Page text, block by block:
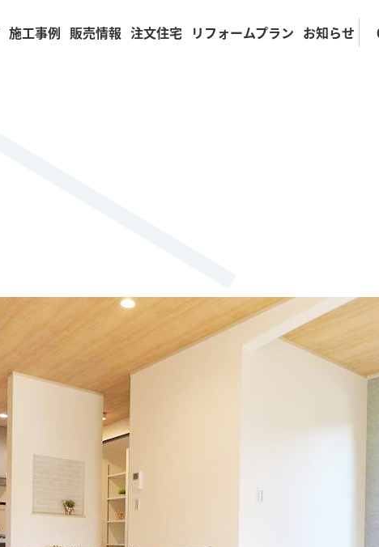
施工事例 販売情報 注文住宅 リフォームプラン お知らせ